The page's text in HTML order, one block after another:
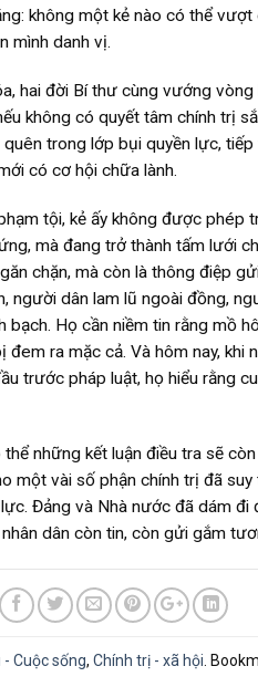
không một kẻ nào có thể
mình danh vị.
hai đời Bí thư cùng vướng
không có quyết tâm chính trị
trong lớp bụi quyền lực,
có cơ hội chữa lành.
tội, kẻ ấy không được
mà đang trở thành tấm lưới
chặn, mà còn là thông điệp
người dân lam lũ ngoài đồng,
Họ cần niềm tin rằng mồ
ra mặc cả. Và hôm nay, khi
trước pháp luật, họ hiểu rằng
những kết luận điều tra sẽ
một vài số phận chính trị đã
Đảng và Nhà nước đã dám đi
dân còn tin, còn gửi gắm
Cuộc sống, Chính trị - xã hội.